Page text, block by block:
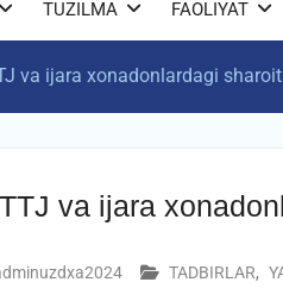
TUZILMA FAOLIYAT
va ijara xonadonlardagi
va ijara
TADBIRLAR,